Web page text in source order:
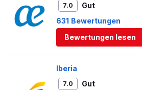
7.0
Gut
631 Bewertungen
Bewertungen lesen
Iberia
7.0
Gut